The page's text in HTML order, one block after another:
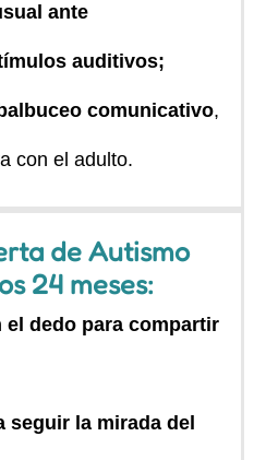
ante
auditivos;
comunicativo,
con el adulto.
de Autismo
24 meses:
el dedo para compartir
seguir la mirada del